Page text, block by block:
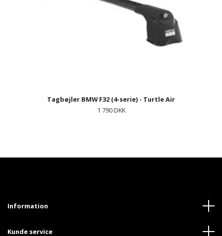
Tagbøjler BMW F32 (4-serie) - Turtle Air
1 790 DKK
Information
Kunde service